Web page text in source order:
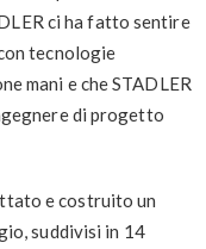
ci ha fatto sentire
tecnologie
mani e che STADLER
di progetto
e costruito un
suddivisi in 14